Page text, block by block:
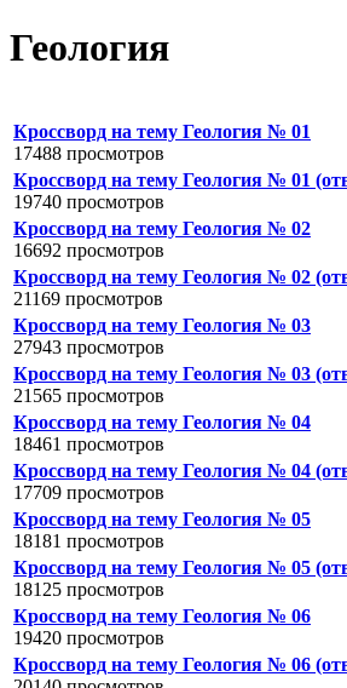
Геология
Кроссворд на тему Геология № 01
17488 просмотров
Кроссворд на тему Геология № 01
19740 просмотров
Кроссворд на тему Геология № 02
16692 просмотров
Кроссворд на тему Геология № 02
21169 просмотров
Кроссворд на тему Геология № 03
27943 просмотров
Кроссворд на тему Геология № 03
21565 просмотров
Кроссворд на тему Геология № 04
18461 просмотров
Кроссворд на тему Геология № 04
17709 просмотров
Кроссворд на тему Геология № 05
18181 просмотров
Кроссворд на тему Геология № 05
18125 просмотров
Кроссворд на тему Геология № 06
19420 просмотров
Кроссворд на тему Геология № 06